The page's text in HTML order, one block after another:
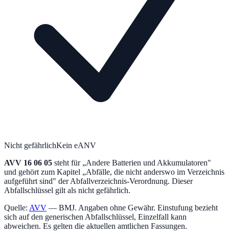
Nicht gefährlichKein eANV
AVV 16 06 05 steht für „Andere Batterien und Akkumulatoren"
und gehört zum Kapitel „Abfälle, die nicht anderswo im Verzeichnis
aufgeführt sind" der Abfallverzeichnis-Verordnung. Dieser
Abfallschlüssel gilt als nicht gefährlich.
Quelle: AVV — BMJ. Angaben ohne Gewähr. Einstufung bezieht
sich auf den generischen Abfallschlüssel, Einzelfall kann
abweichen. Es gelten die aktuellen amtlichen Fassungen.